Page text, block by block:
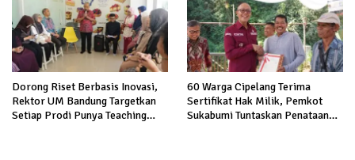
Dorong Riset Berbasis Inovasi,
Rektor UM Bandung Targetkan
Setiap Prodi Punya Teaching
60 Warga Cipelang Terima
Sertifikat Hak Milik, Pemkot
Sukabumi Tuntaskan Penataan